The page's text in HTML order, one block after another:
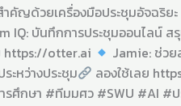
คัญด้วยเครื่องมือประชุมอัจฉริยะ
IQ: บันทึกการประชุมออนไลน์
https://otter.ai Jamie: ช่ว
หว่างประชุม
ลองใช้เลย
ศึกษา #ทีมมศว #SWU #AI #